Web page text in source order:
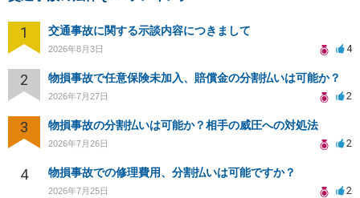
1 交通事故に関する示談内容につきまして
2026年8月3日 4
2 物損事故で任意保険未加入、賠償金の分割払いは可能か？
2026年7月27日 2
3 物損事故の分割払いは可能か？相手の威圧への対処法
2026年7月26日 2
4 物損事故での修理費用、分割払いは可能ですか？
2026年7月25日 2